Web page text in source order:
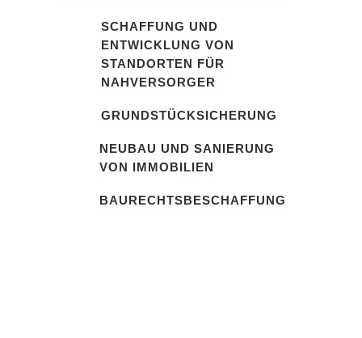
SCHAFFUNG UND
ENTWICKLUNG VON
STANDORTEN FÜR
NAHVERSORGER
GRUNDSTÜCKSICHERUNG
NEUBAU UND SANIERUNG
VON IMMOBILIEN
BAURECHTSBESCHAFFUNG